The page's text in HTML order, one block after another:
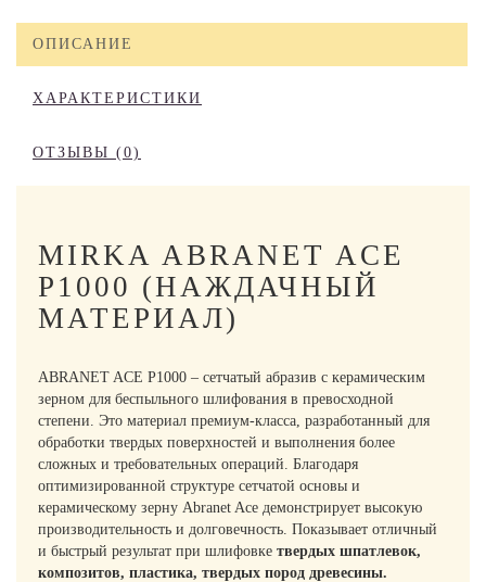
ОПИСАНИЕ
ХАРАКТЕРИСТИКИ
ОТЗЫВЫ (0)
MIRKA ABRANET ACE
P1000 (НАЖДАЧНЫЙ
МАТЕРИАЛ)
ABRANET ACE P1000 – сетчатый абразив с керамическим
зерном для беспыльного шлифования в превосходной
степени. Это материал премиум-класса, разработанный для
обработки твердых поверхностей и выполнения более
сложных и требовательных операций. Благодаря
оптимизированной структуре сетчатой основы и
керамическому зерну Abranet Ace демонстрирует высокую
производительность и долговечность. Показывает отличный
и быстрый результат при шлифовке твердых шпатлевок,
композитов, пластика, твердых пород древесины.